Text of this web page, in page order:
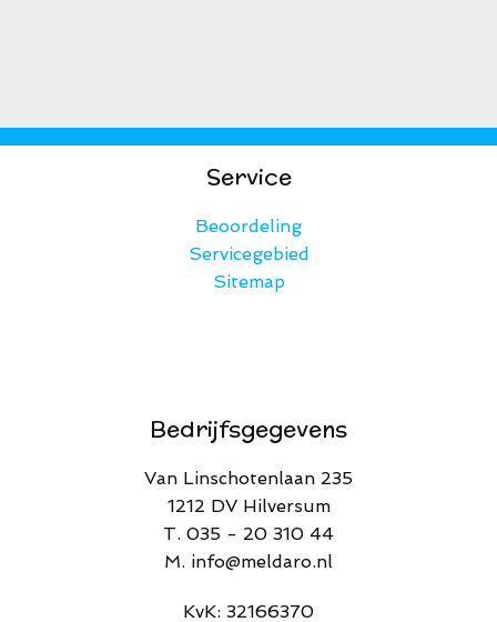
Service
Beoordeling
Servicegebied
Sitemap
Bedrijfsgegevens
Van Linschotenlaan 235
1212 DV Hilversum
T. 035 - 20 310 44
M. info@meldaro.nl
​KvK: 32166370​